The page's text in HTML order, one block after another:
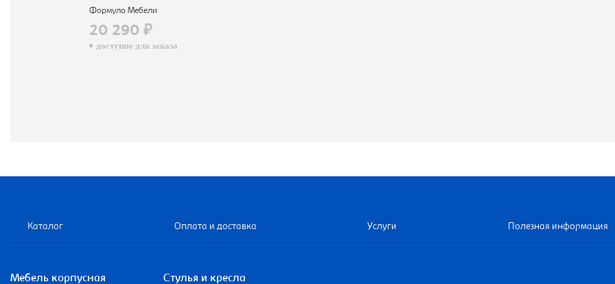
Формула Мебели
20 290 ₽
доступно для заказа
Каталог Оплата и доставка Услуги Полезная информация
Мебель корпусная Стулья и кресла